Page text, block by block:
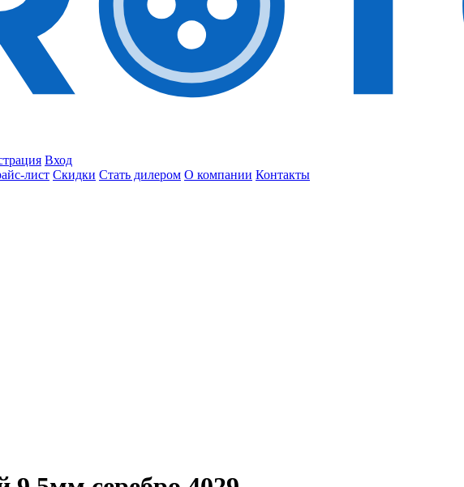
Вход
лист Скидки Стать дилером О компании Контакты